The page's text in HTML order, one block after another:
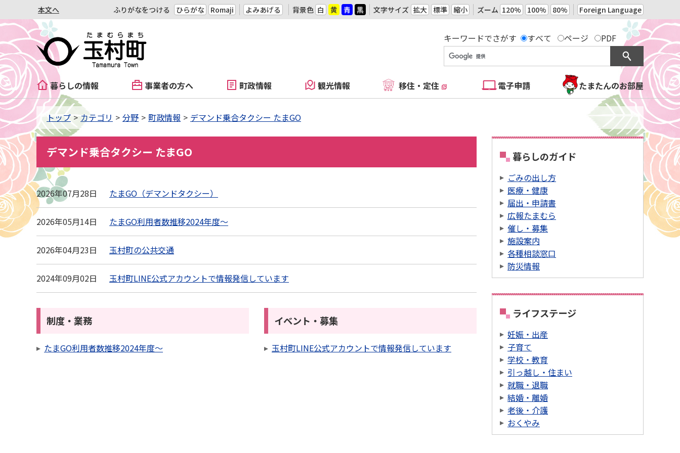
本文へ ふりがなをつける ひらがな Romaji よみあげる 背景色 白 黄 青 黒 文字サイズ 拡大 標準 縮小 ズーム 120% 100% 80% Foreign Language
キーワードでさがす すべて ページ PDF
暮らしの情報 事業者の方へ 町政情報 観光情報 移住・定住 電子申請 たまたんのお部屋
トップ カテゴリ 分野 町政情報 デマンド乗合タクシー たまGO
デマンド乗合タクシー たまGO
2026年07月28日 たまGO（デマンドタクシー）
2026年05月14日 たまGO利用者数推移2024年度～
2026年04月23日 玉村町の公共交通
2024年09月02日 玉村町LINE公式アカウントで情報発信しています
制度・業務
たまGO利用者数推移2024年度～
イベント・募集
玉村町LINE公式アカウントで情報発信しています
暮らしのガイド
ごみの出し方
医療・健康
届出・申請書
広報たまむら
催し・募集
施設案内
各種相談窓口
防災情報
ライフステージ
妊娠・出産
子育て
学校・教育
引っ越し・住まい
就職・退職
結婚・離婚
老後・介護
おくやみ